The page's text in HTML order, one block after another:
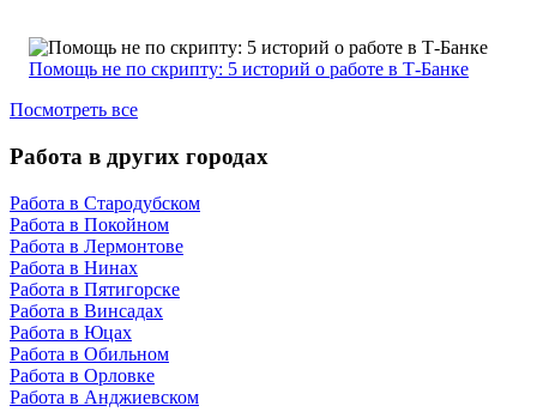
Помощь не по скрипту: 5 историй о работе в Т-Банке
Посмотреть все
Работа в других городах
Работа в Стародубском
Работа в Покойном
Работа в Лермонтове
Работа в Нинах
Работа в Пятигорске
Работа в Винсадах
Работа в Юцах
Работа в Обильном
Работа в Орловке
Работа в Анджиевском